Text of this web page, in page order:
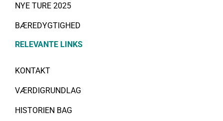
NYE TURE 2025
BÆREDYGTIGHED
RELEVANTE LINKS
KONTAKT
VÆRDIGRUNDLAG
HISTORIEN BAG